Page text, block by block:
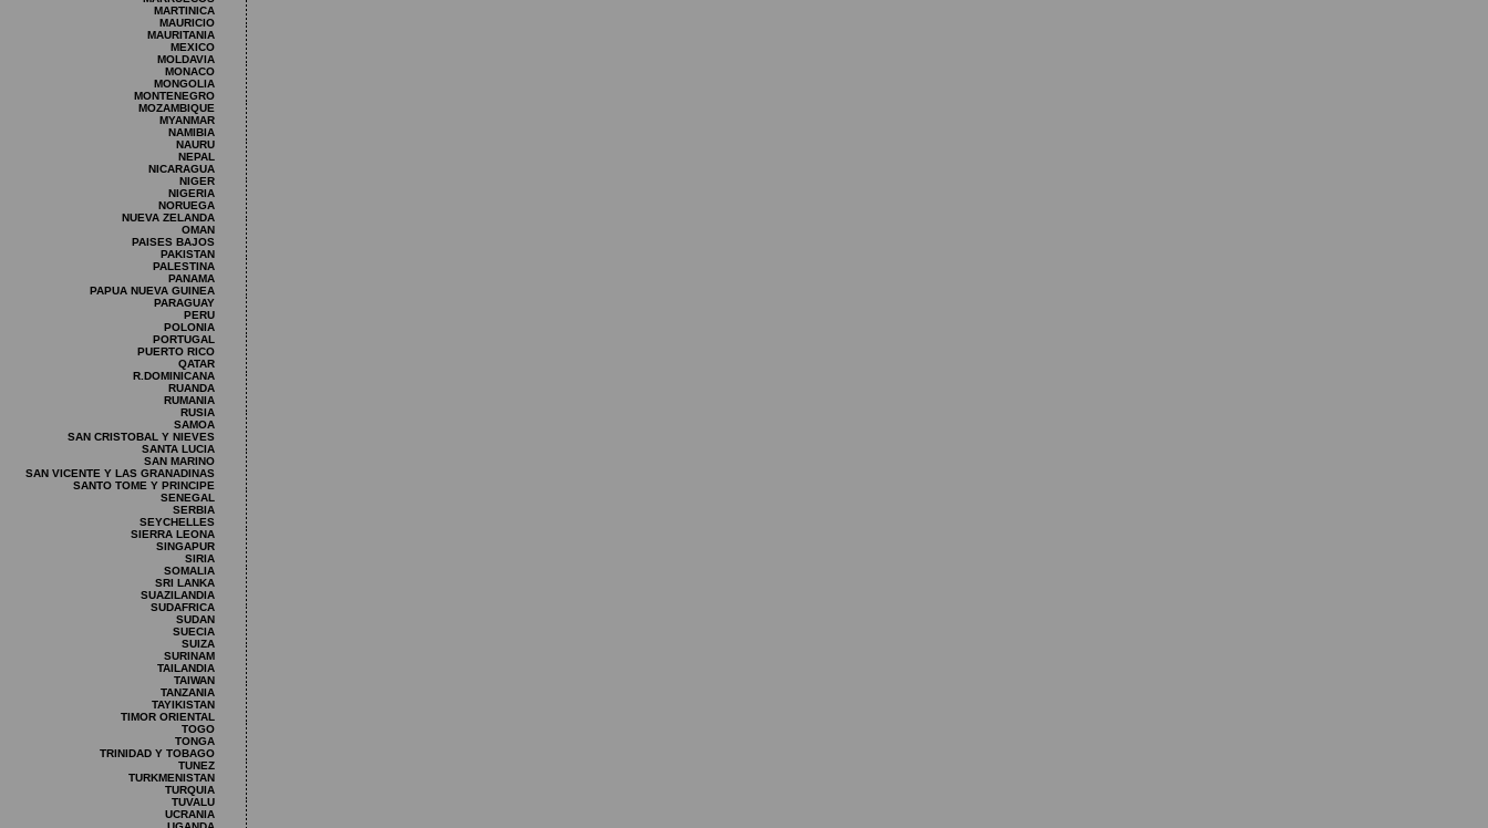
MARTINICA
MAURICIO
MAURITANIA
MEXICO
MOLDAVIA
MONACO
MONGOLIA
MONTENEGRO
MOZAMBIQUE
MYANMAR
NAMIBIA
NAURU
NEPAL
NICARAGUA
NIGER
NIGERIA
NORUEGA
NUEVA ZELANDA
OMAN
PAISES BAJOS
PAKISTAN
PALESTINA
PANAMA
PAPUA NUEVA GUINEA
PARAGUAY
PERU
POLONIA
PORTUGAL
PUERTO RICO
QATAR
R.DOMINICANA
RUANDA
RUMANIA
RUSIA
SAMOA
SAN CRISTOBAL Y NIEVES
SANTA LUCIA
SAN MARINO
SAN VICENTE Y LAS GRANADINAS
SANTO TOME Y PRINCIPE
SENEGAL
SERBIA
SEYCHELLES
SIERRA LEONA
SINGAPUR
SIRIA
SOMALIA
SRI LANKA
SUAZILANDIA
SUDAFRICA
SUDAN
SUECIA
SUIZA
SURINAM
TAILANDIA
TAIWAN
TANZANIA
TAYIKISTAN
TIMOR ORIENTAL
TOGO
TONGA
TRINIDAD Y TOBAGO
TUNEZ
TURKMENISTAN
TURQUIA
TUVALU
UCRANIA